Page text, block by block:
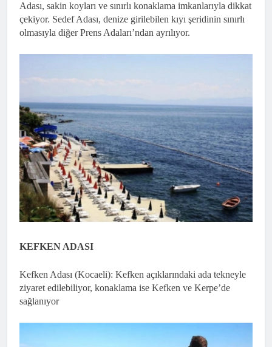
Adası, sakin koyları ve sınırlı konaklama imkanlarıyla dikkat
çekiyor. Sedef Adası, denize girilebilen kıyı şeridinin sınırlı
olmasıyla diğer Prens Adaları’ndan ayrılıyor.
KEFKEN ADASI
Kefken Adası (Kocaeli): Kefken açıklarındaki ada tekneyle
ziyaret edilebiliyor, konaklama ise Kefken ve Kerpe’de
sağlanıyor